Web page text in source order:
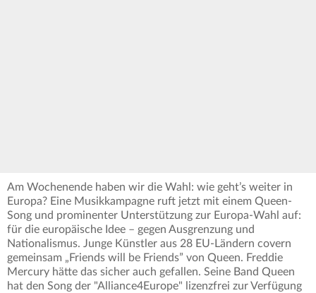
Am Wochenende haben wir die Wahl: wie geht’s weiter in
Europa? Eine Musikkampagne ruft jetzt mit einem Queen-
Song und prominenter Unterstützung zur Europa-Wahl auf:
für die europäische Idee – gegen Ausgrenzung und
Nationalismus. Junge Künstler aus 28 EU-Ländern covern
gemeinsam „Friends will be Friends” von Queen. Freddie
Mercury hätte das sicher auch gefallen. Seine Band Queen
hat den Song der "Alliance4Europe" lizenzfrei zur Verfügung